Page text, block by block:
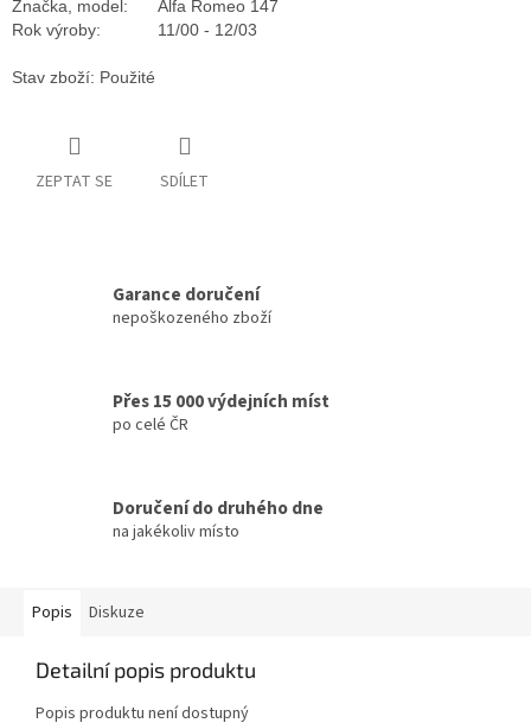
Značka, model:
Alfa Romeo 147
Rok výroby:
11/00 - 12/03
Stav zboží: Použité
ZEPTAT SE SDÍLET
Garance doručení
nepoškozeného zboží
Přes 15 000 výdejních míst
po celé ČR
Doručení do druhého dne
na jakékoliv místo
Popis Diskuze
Detailní popis produktu
Popis produktu není dostupný